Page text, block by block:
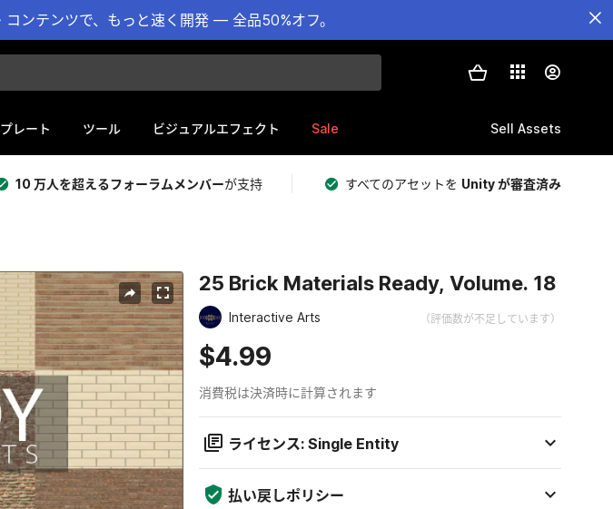
ンテンツで、もっと速く開発 — 全品50%オフ。
レート ツール ビジュアルエフェクト Sale Sell Assets
10 万人を超えるフォーラムメンバーが支持 すべてのアセットを Unity が審査済み
25 Brick Materials Ready, Volume. 18
Interactive Arts （評価数が不足しています）
$4.99
消費税は決済時に計算されます
ライセンス: Single Entity
払い戻しポリシー